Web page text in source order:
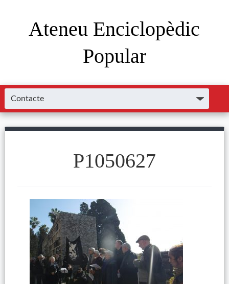
Ateneu Enciclopèdic
Popular
P1050627